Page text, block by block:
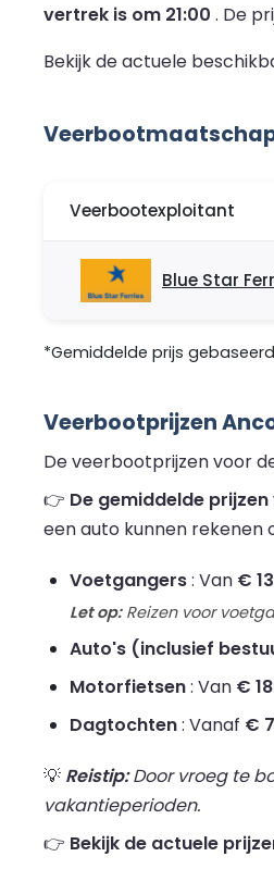
vertrek is om 21:00 . De
Bekijk de actuele
Veerbootexploitant
Blue Star
*Gemiddelde prijs
Veerbootprijzen
De veerbootprijzen voor
👉 De gemiddelde
een auto kunnen rekenen
Voetgangers: Van €
Let op:Reizen voor
Auto's (inclusief
Motorfietsen: Van €
Dagtochten: Vanaf €
💡 Reistip:Door vroeg te
vakantieperioden.
👉 Bekijk de actuele